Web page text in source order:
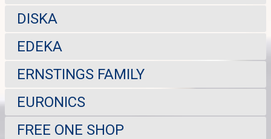
DISKA
EDEKA
ERNSTINGS FAMILY
EURONICS
FREE ONE SHOP